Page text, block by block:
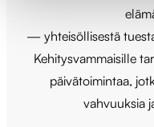
— yhteisöllisestä
Kehitysvammaisille
päivätoimintaa,
vahvuuksia